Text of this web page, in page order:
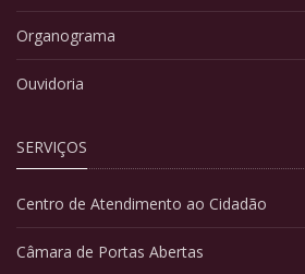
Organograma
Ouvidoria
SERVIÇOS
Centro de Atendimento ao Cidadão
Câmara de Portas Abertas